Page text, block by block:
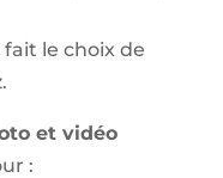
le choix de
et vidéo
: